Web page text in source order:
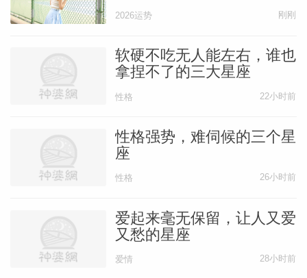
2026运势 刚刚
软硬不吃无人能左右，谁也
拿捏不了的三大星座
性格 22小时前
性格强势，难伺候的三个星
座
性格 26小时前
爱起来毫无保留，让人又爱
又愁的星座
爱情 28小时前